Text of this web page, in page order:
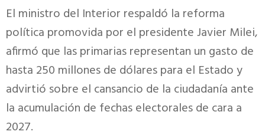
El ministro del Interior respaldó la reforma
política promovida por el presidente Javier Milei,
afirmó que las primarias representan un gasto de
hasta 250 millones de dólares para el Estado y
advirtió sobre el cansancio de la ciudadanía ante
la acumulación de fechas electorales de cara a
2027.